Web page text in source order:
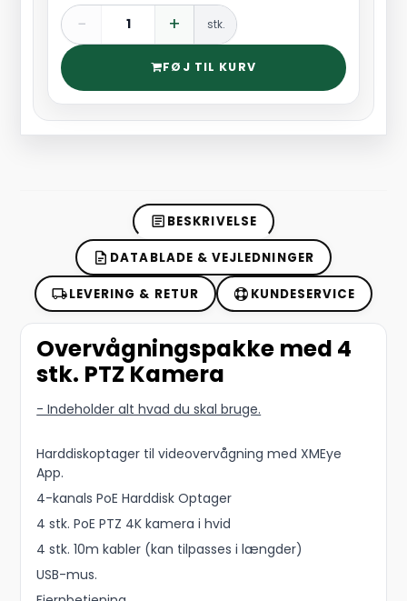
− + stk.
FØJ TIL KURV
BESKRIVELSE
DATABLADE & VEJLEDNINGER
LEVERING & RETUR KUNDESERVICE
Overvågningspakke med 4
stk. PTZ Kamera
- Indeholder alt hvad du skal bruge.
Harddiskoptager til videovervågning med XMEye
App.
4-kanals PoE Harddisk Optager
4 stk. PoE PTZ 4K kamera i hvid
4 stk. 10m kabler (kan tilpasses i længder)
USB-mus.